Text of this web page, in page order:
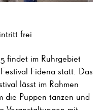
frei
findet im Ruhrgebiet
Fidena statt. Das
lässt im Rahmen
die Puppen tanzen und